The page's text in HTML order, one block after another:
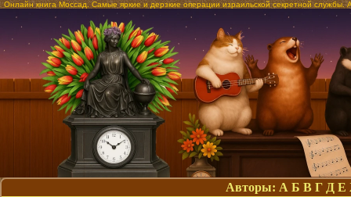
Онлайн книга Моссад. Самые яркие и дерзкие операции израильской секретной
Авторы: А Б В Г Д Е